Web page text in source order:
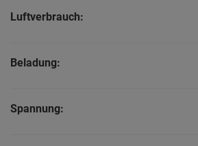
Luftverbrauch:
Beladung:
Spannung: